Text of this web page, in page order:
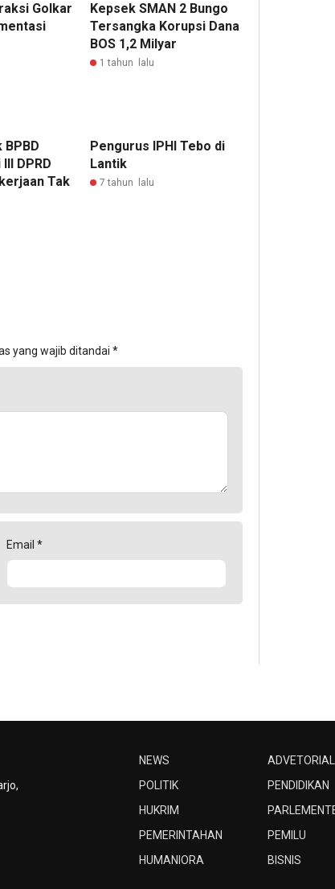
Golkar
Kepsek SMAN 2 Bungo
Tersangka Korupsi Dana
BOS 1,2 Milyar
1 tahun lalu
DPRD
Tak
Pengurus IPHI Tebo di
Lantik
7 tahun lalu
yang wajib ditandai *
Email *
NEWS
POLITIK
HUKRIM
PEMERINTAHAN
HUMANIORA
ADVETORIAL
PENDIDIKAN
PEMILU
BISNIS